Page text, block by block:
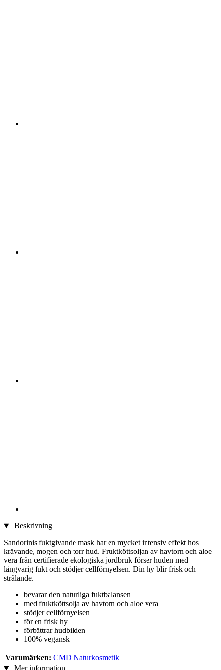
Beskrivning
Sandorinis fuktgivande mask har en mycket intensiv effekt hos
krävande, mogen och torr hud. Fruktköttsoljan av havtorn och aloe
vera från certifierade ekologiska jordbruk förser huden med
långvarig fukt och stödjer cellförnyelsen. Din hy blir frisk och
strålande.
bevarar den naturliga fuktbalansen
med fruktköttsolja av havtorn och aloe vera
stödjer cellförnyelsen
för en frisk hy
förbättrar hudbilden
100% vegansk
Varumärken: CMD Naturkosmetik
Mer information